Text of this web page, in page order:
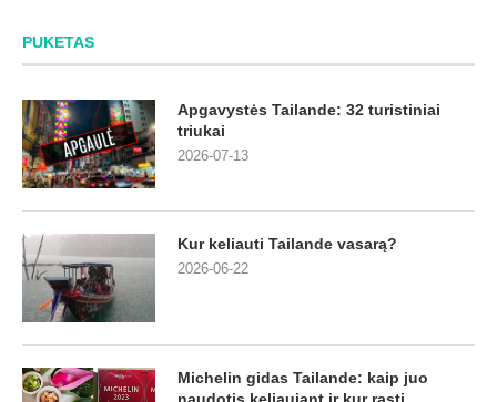
PUKETAS
Apgavystės Tailande: 32 turistiniai
triukai
2026-07-13
Kur keliauti Tailande vasarą?
2026-06-22
Michelin gidas Tailande: kaip juo